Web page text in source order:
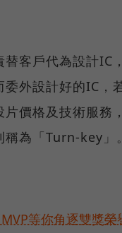
客戶代為設計IC
外設計好的IC，
價格及技術服務
為「Turn-key」。
等你角逐雙獎榮